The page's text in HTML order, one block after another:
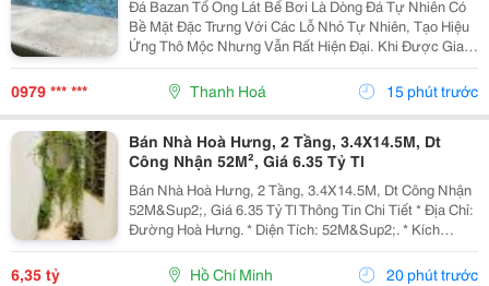
Đá Bazan Tổ Ong Lát Bể Bơi Là Dòng Đá Tự Nhiên Có
Bề Mặt Đặc Trưng Với Các Lỗ Nhỏ Tự Nhiên, Tạo Hiệu
Ứng Thô Mộc Nhưng Vẫn Rất Hiện Đại. Khi Được Gia
Công Phù Hợp, Đá Mang Lại Khả Năng Chống Trơn Tốt
Và Vẻ Đẹp Hài Hòa Với Không Gian Nước, Đặc Biệt...
0979 *** *** Thanh Hoá 15 phút trước
Bán Nhà Hoà Hưng, 2 Tầng, 3.4X14.5M, Dt
Công Nhận 52M², Giá 6.35 Tỷ Tl
Bán Nhà Hoà Hưng, 2 Tầng, 3.4X14.5M, Dt Công Nhận
52M&Sup2;, Giá 6.35 Tỷ Tl Thông Tin Chi Tiết * Địa Chỉ:
Đường Hoà Hưng. * Diện Tích: 52M&Sup2;. * Kích
Thước: 3.4M X 14.5M. * Kết Cấu: 1 Trệt 1 Lầu. * Hiện
Trạng: 1 Phòng Ngủ, Chủ Nhà Hoàn Thiện...
6,35 tỷ Hồ Chí Minh 20 phút trước